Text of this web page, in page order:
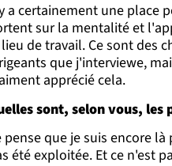
a certainement une place
sur la mentalité et
de travail. Ce sont des
que j'interviewe,
apprécié cela.
sont, selon vous,
pense que je suis encore
été exploitée. Et ce n'est